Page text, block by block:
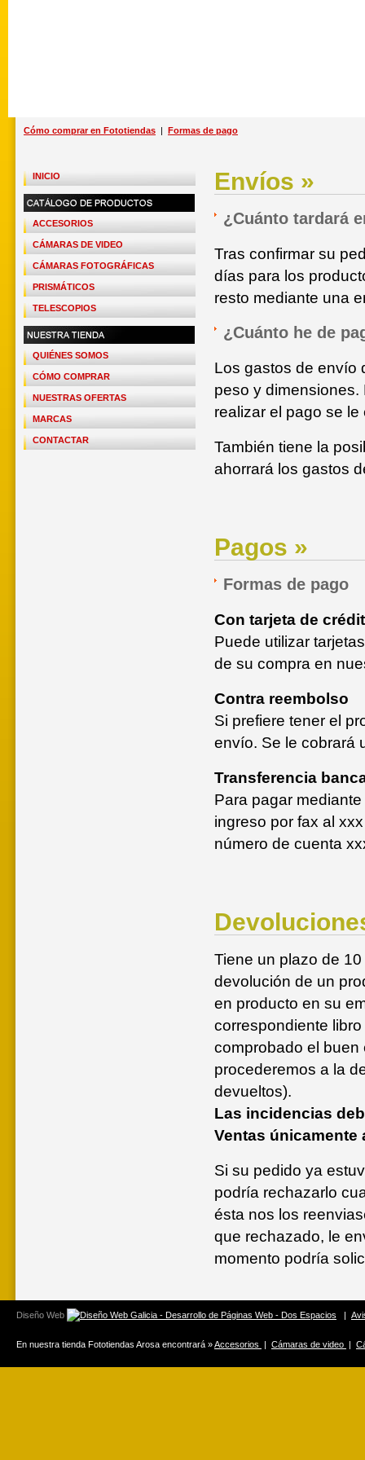
Cómo comprar en Fototiendas | Formas de pago
INICIO
ACCESORIOS
CÁMARAS DE VIDEO
CÁMARAS FOTOGRÁFICAS
PRISMÁTICOS
TELESCOPIOS
QUIÉNES SOMOS
CÓMO COMPRAR
NUESTRAS OFERTAS
MARCAS
CONTACTAR
Envíos »
¿Cuánto tardará
Tras confirmar su
días para los
resto mediante una
¿Cuánto he de
Los gastos de envío
peso y dimensiones.
realizar el pago se
También tiene la
ahorrará los gastos
Pagos »
Formas de pago
Con tarjeta de
Puede utilizar
de su compra en
Contra reembolso
Si prefiere tener el
envío. Se le cobrará
Transferencia
Para pagar
ingreso por fax al
número de cuenta
Tiene un plazo de
devolución de un
en producto en su
correspondiente
comprobado el buen
procederemos a la
devueltos).
Las incidencias
Ventas únicamente
Si su pedido ya
podría rechazarlo
ésta nos los
que rechazado, le
momento podría
Diseño Web |
En nuestra tienda Fototiendas Arosa encontrará »Accesorios | Cámaras de video |